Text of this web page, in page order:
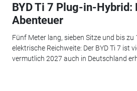
BYD Ti 7 Plug-in-Hybrid:
Abenteuer
Fünf Meter lang, sieben Sitze und bis zu
elektrische Reichweite: Der BYD Ti 7 ist
vermutlich 2027 auch in Deutschland